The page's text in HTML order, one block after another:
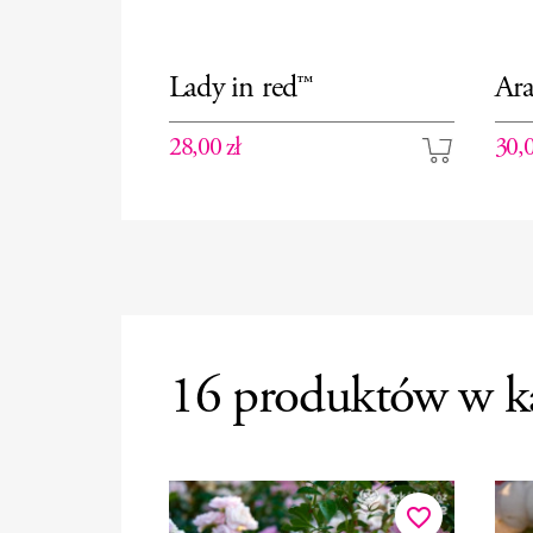
Lady in red™
28,00 zł
16 produktów w
favorite_border